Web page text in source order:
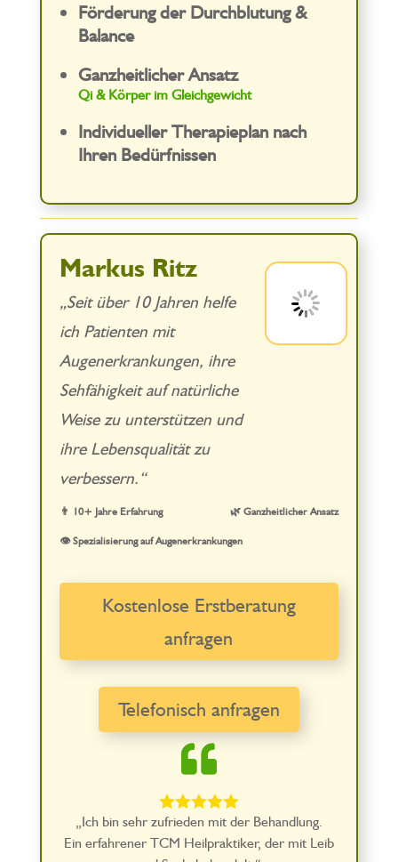
Förderung der Durchblutung &
Balance
Ganzheitlicher Ansatz
Qi & Körper im Gleichgewicht
Individueller Therapieplan nach
Ihren Bedürfnissen
Markus Ritz
„Seit über 10 Jahren helfe
ich Patienten mit
Augenerkrankungen, ihre
Sehfähigkeit auf natürliche
Weise zu unterstützen und
ihre Lebensqualität zu
verbessern.“
👨 10+ Jahre Erfahrung 🌿 Ganzheitlicher Ansatz
👁️ Spezialisierung auf Augenerkrankungen
Kostenlose Erstberatung
anfragen
Telefonisch anfragen

„Ich bin sehr zufrieden mit der Behandlung.
Ein erfahrener TCM Heilpraktiker, der mit Leib